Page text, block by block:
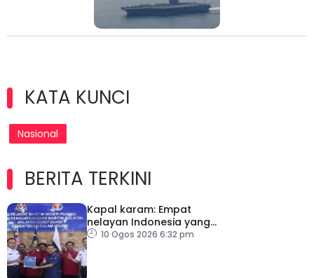
KATA KUNCI
Nasional
BERITA TERKINI
Kapal karam: Empat
nelayan Indonesia yang
terselamat diserah
10 Ogos 2026 6:32 pm